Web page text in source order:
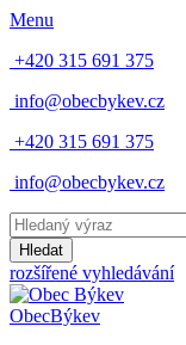
Menu
+420 315 691 375
info@obecbykev.cz
+420 315 691 375
info@obecbykev.cz
Hledat
rozšířené vyhledávání
ObecBýkev